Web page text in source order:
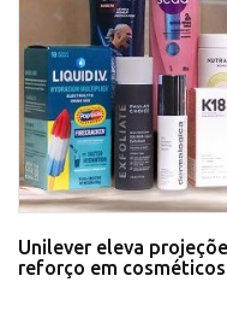
Unilever eleva
reforço em cosméticos